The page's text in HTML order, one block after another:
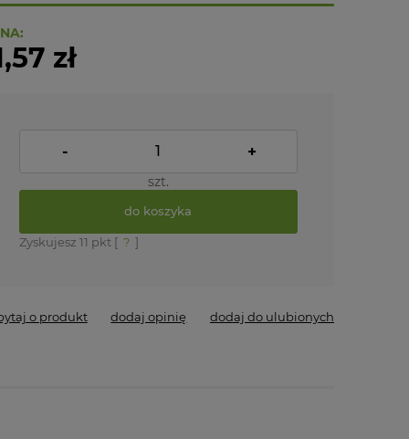
zł
- +
szt.
do koszyka
Zyskujesz 11 pkt [ ? ]
o produkt dodaj opinię dodaj do ulubionych